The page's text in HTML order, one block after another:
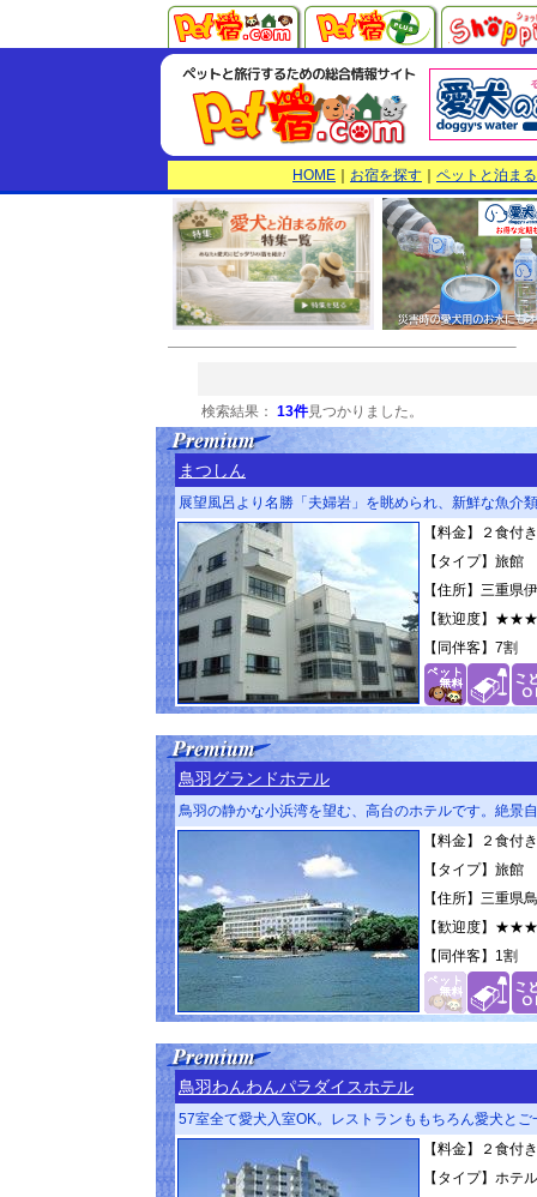
HOME お宿を探す ペットと泊ま
検索結果： 13件見つかりました。
まつしん
展望風呂より名勝「夫婦岩」を眺められ、新鮮な魚介
【料金】２食付
【タイプ】旅館
【住所】三重県
【歓迎度】
【同伴客】 7割
鳥羽グランドホテル
鳥羽の静かな小浜湾を望む、高台のホテルです。絶景
【料金】２食付
【タイプ】旅館
【住所】三重県
【歓迎度】
【同伴客】 1割
鳥羽わんわんパラダイスホテル
57室全て愛犬入室OK。レストランももちろん愛犬と
【料金】２食付
【タイプ】ホテル